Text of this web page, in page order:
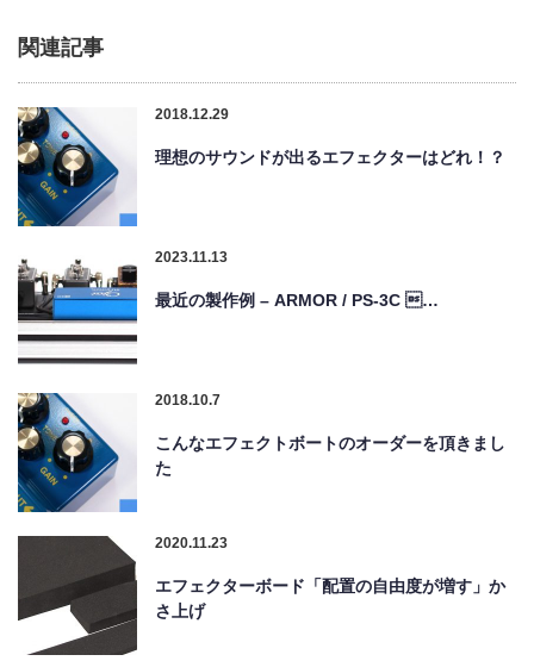
関連記事
2018.12.29
理想のサウンドが出るエフェクターはどれ！？
2023.11.13
最近の製作例 – ARMOR / PS-3C …
2018.10.7
こんなエフェクトボートのオーダーを頂きまし
た
2020.11.23
エフェクターボード「配置の自由度が増す」か
さ上げ